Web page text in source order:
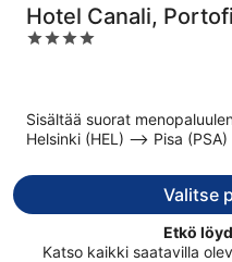
Hotel Canali,
4
Sisältää suorat
Helsinki (HEL) –> Pisa (PSA)
Valitse
Etkö
Katso kaikki saatavilla